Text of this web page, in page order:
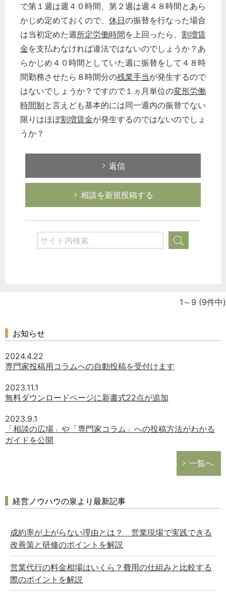
で第１週は週４０時間、第２週は週４８時間とあら
かじめ定めておくので、 休日の振替を行なった場合
は当初定めた週所定労働時間を上回ったら、 割増賃
金を支払わなければ違法ではないのでしょうか？あ
らかじめ４０時間としていた週に振替をして４８時
間勤務させたら８時間分の残業手当が発生するので
はないでしょうか？ですので１ヵ月単位の変形労働
時間制と言えども基本的には同一週内の振替でない
限りはほぼ割増賃金が発生するのではないのでしょ
うか？
返信
相談を新規投稿する
1～9 (9件中)
お知らせ
2024.4.22
専門家投稿用コラムへの自動投稿を受付けます
2023.11.1
無料ダウンロードページに新書式22点が追加
2023.9.1
「相談の広場」や「専門家コラム」への投稿方法がわかる
ガイドを公開
一覧へ
経営ノウハウの泉より最新記事
成約率が上がらない理由とは？ 営業現場で実践できる
改善策と研修のポイントを解説
営業代行の料金相場はいくら？費用の仕組みと比較する
際のポイントを解説